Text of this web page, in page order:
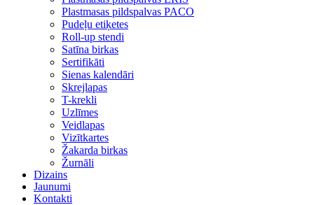
Plastmasas pildspalvas PACO
Pudeļu etiķetes
Roll-up stendi
Satīna birkas
Sertifikāti
Sienas kalendāri
Skrejlapas
T-krekli
Uzlīmes
Veidlapas
Vizītkartes
Žakarda birkas
Žurnāli
Dizains
Jaunumi
Kontakti